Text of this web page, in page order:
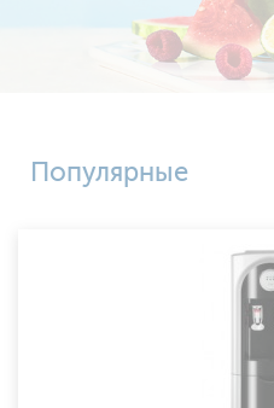
Популярные
Цена по убыванию